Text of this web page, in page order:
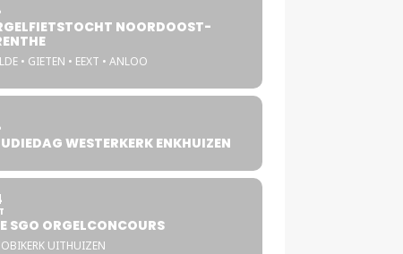
NOORDOOST-
• GIETEN • EEXT • ANLOO
WESTERKERK ENKHUIZEN
SGO ORGELCONCOURS
UITHUIZEN